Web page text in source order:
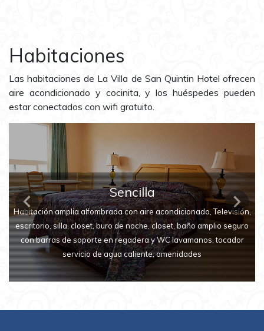
Habitaciones
Las habitaciones de La Villa de San Quintin Hotel ofrecen
aire acondicionado y cocinita, y los huéspedes pueden
estar conectados con wifi gratuito.
Sencilla
Habitación amplia alfombrada con aire acondicionado, Televisión,
escritorio, silla, closet, buro de noche, closet, baño amplio seguro
con barras de soporte en regadera y WC lavamanos, tocador
servicio de agua caliente, amenidades
Sencilla Pet friendly
Habitación amplia alfombrada se acepta 1 mascota (no gatos), con
aire acondicionado, Televisión, escritorio, silla, closet, buro de
noche, closet, baño amplio seguro con barras de soporte en
regadera y WC lavamanos, tocador servicio de agua caliente,
amenidades
Previous Next